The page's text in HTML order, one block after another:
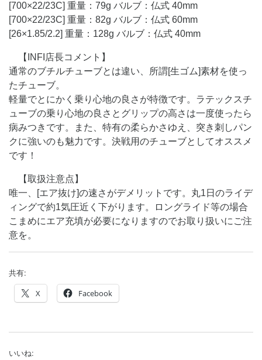
[700×22/23C] 重量：79g バルブ：仏式 40mm
[700×22/23C] 重量：82g バルブ：仏式 60mm
[26×1.85/2.2] 重量：128g バルブ：仏式 40mm
【INFI店長コメント】
通常のブチルチューブとは違い、所謂[生ゴム]素材を使っ
たチューブ。
軽量でとにかく乗り心地の良さが特徴です。ラテックスチ
ューブの乗り心地の良さとグリップの高さは一度使ったら
病みつきです。また、特有の柔らかさゆえ、突き刺しパン
クに強いのも魅力です。決戦用のチューブとしてオススメ
です！
【取扱注意点】
唯一、[エア抜け]の速さがデメリットです。丸1日のライデ
ィングで約1気圧近く下がります。ロングライド等の場合
こまめにエア充填が必要になりますのでお取り扱いにご注
意を。
共有:
X Facebook
いいね: